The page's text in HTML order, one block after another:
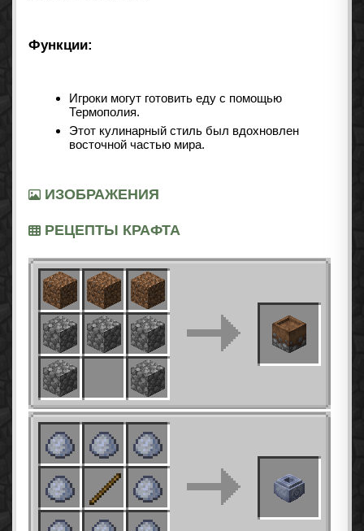
Функции:
Игроки могут готовить еду с помощью
Термополия.
Этот кулинарный стиль был вдохновлен
восточной частью мира.
ИЗОБРАЖЕНИЯ
РЕЦЕПТЫ КРАФТА